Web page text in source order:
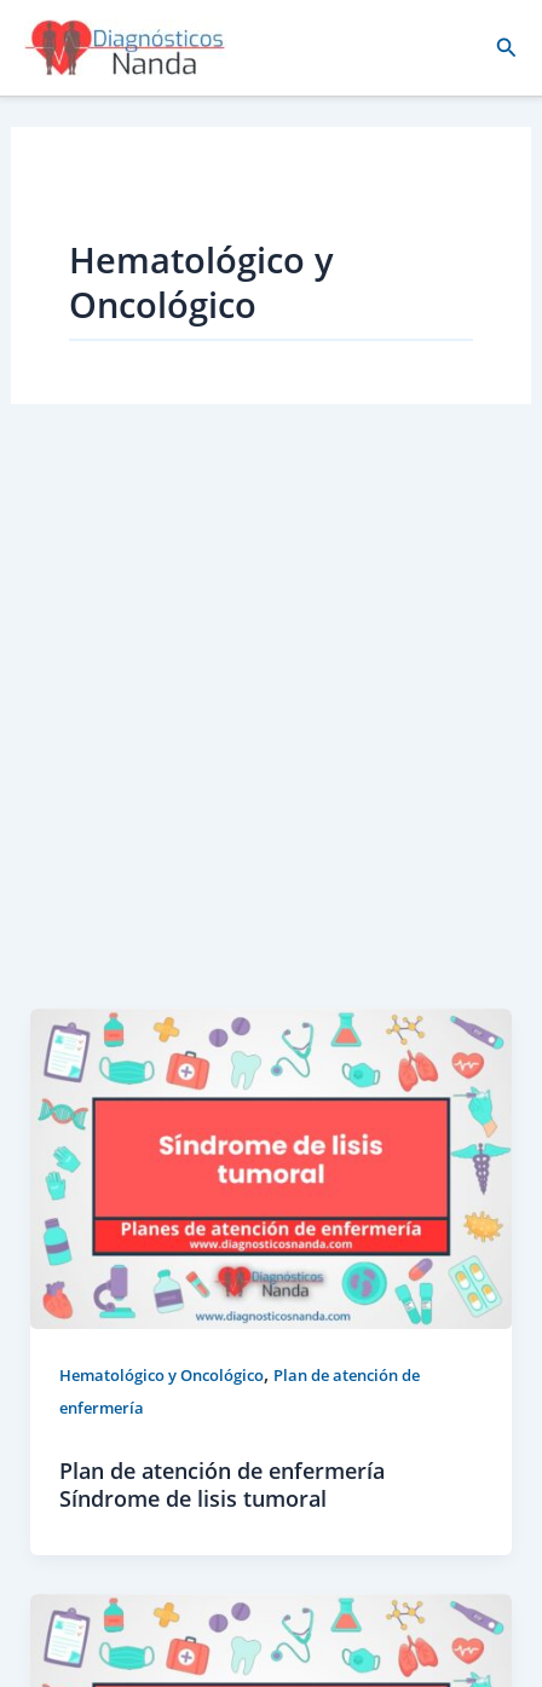
contenido
Hematológico y
Oncológico
Hematológico y Oncológico, Plan de atención de
enfermería
Plan de atención de enfermería
Síndrome de lisis tumoral